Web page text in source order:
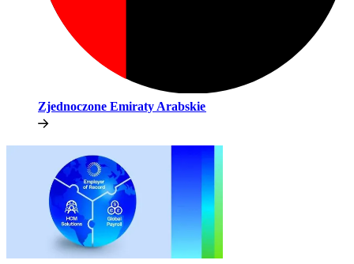
Zjednoczone Emiraty Arabskie​​